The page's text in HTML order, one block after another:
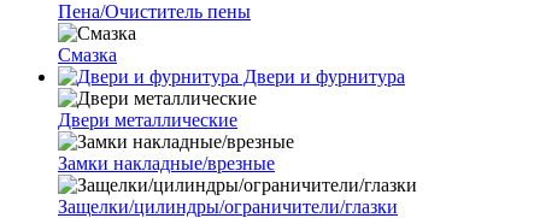
Пена/Очиститель пены
Смазка
Двери и фурнитура
Двери металлические
Замки накладные/врезные
Защелки/цилиндры/ограничители/глазки